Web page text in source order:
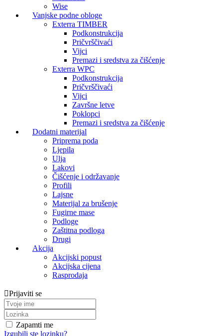
Wise
Vanjske podne obloge
Exterra TIMBER
Podkonstrukcija
Pričvrščivaći
Vijci
Premazi i sredstva za čišćenje
Exterra WPC
Podkonstrukcija
Pričvrščivaći
Vijci
Završne letve
Poklopci
Premazi i sredstva za čišćenje
Dodatni materijal
Priprema poda
Ljepila
Ulja
Lakovi
Čišćenje i održavanje
Profili
Lajsne
Materijal za brušenje
Fugirne mase
Podloge
Zaštitna podloga
Drugi
Akcija
Akcijski popust
Akcijska cijena
Rasprodaja
Prijaviti se
Zapamti me
Izgubili ste lozinku?